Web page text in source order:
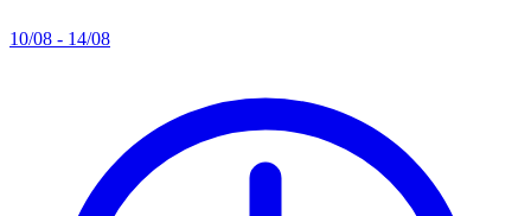
10/08 - 14/08